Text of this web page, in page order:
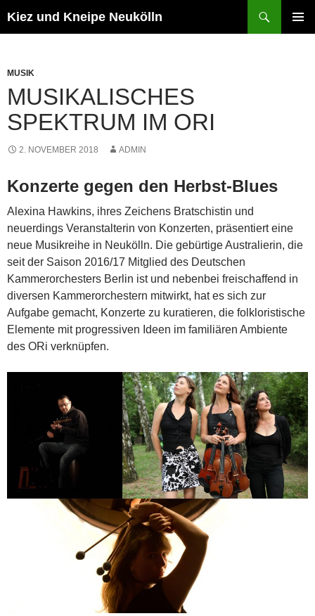
Inhalt
Kiez und Kneipe Neukölln
MUSIK
MUSIKALISCHES
SPEKTRUM IM ORI
2. NOVEMBER 2018 ADMIN
Konzerte gegen den Herbst-Blues
Alexina Hawkins, ihres Zeichens Bratschistin und
neuerdings Veranstalterin von Konzerten, präsentiert eine
neue Musikreihe in Neukölln. Die gebürtige Australierin, die
seit der Saison 2016/17 Mitglied des Deutschen
Kammerorchesters Berlin ist und nebenbei freischaffend in
diversen Kammerorchestern mitwirkt, hat es sich zur
Aufgabe gemacht, Konzerte zu kuratieren, die folkloristische
Elemente mit progressiven Ideen im familiären Ambiente
des ORi verknüpfen.